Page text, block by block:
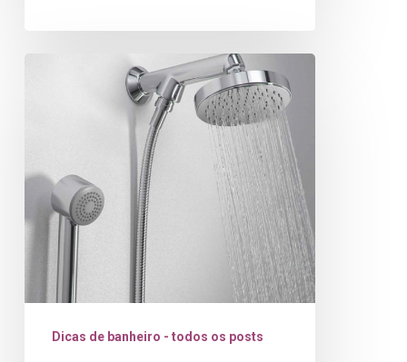
incríveis
para
banheiro!
Dicas de banheiro - todos os posts